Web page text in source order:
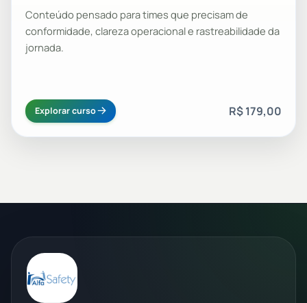
Conteúdo pensado para times que precisam de
conformidade, clareza operacional e rastreabilidade da
jornada.
Explorar curso R$ 179,00